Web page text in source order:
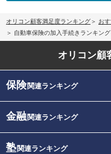
オリコン顧客満足度ランキング お
自動車保険の加入手続きランキン
オリコン顧
保険関連ランキング
金融関連ランキング
塾関連ランキング